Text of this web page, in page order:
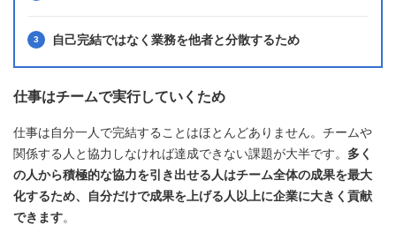
自己完結ではなく業務を他者と分散するため
仕事はチームで実行していくため
仕事は自分一人で完結することはほとんどありません。チームや
関係する人と協力しなければ達成できない課題が大半です。 多く
の人から積極的な協力を引き出せる人はチーム全体の成果を最大
化するため、自分だけで成果を上げる人以上に企業に大きく貢献
できます。